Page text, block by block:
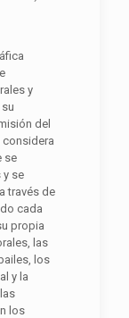
y
del
se
y se
través de
cada
propia
las
los
y la
los